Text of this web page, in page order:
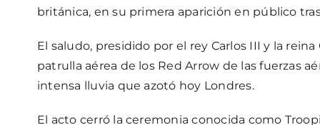
británica, en su primera aparición en público
El saludo, presidido por el rey Carlos III y la
patrulla aérea de los Red Arrow de las fuerzas
intensa lluvia que azotó hoy Londres.
El acto cerró la ceremonia conocida como